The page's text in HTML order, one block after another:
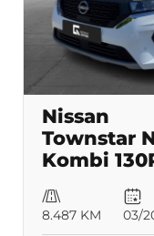
Nissan
Townstar
Kombi
PDC/Navi/
8.487 KM 03/